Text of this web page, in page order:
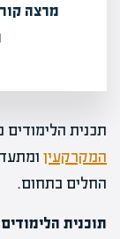
מרצה
תכנית
המקרקעין
החלים בתחום.
תוכנית